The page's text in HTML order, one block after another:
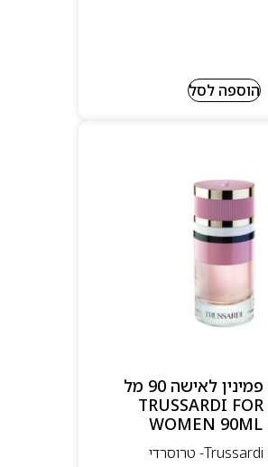
הוספה לסל
טרוסרדי פמינין לאישה 90 מל
אדפ – TRUSSARDI FOR
WOMEN 90ML